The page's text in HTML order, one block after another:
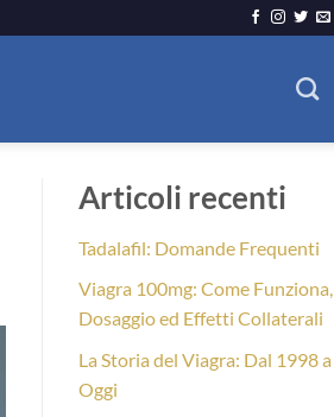
Articoli recenti
Tadalafil: Domande Frequenti
Viagra 100mg: Come Funziona,
Dosaggio ed Effetti Collaterali
La Storia del Viagra: Dal 1998 a
Oggi